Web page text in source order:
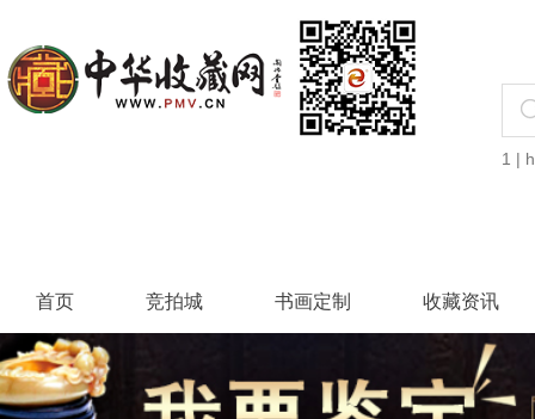
1 |
首页 竞拍城 书画定制 收藏资讯